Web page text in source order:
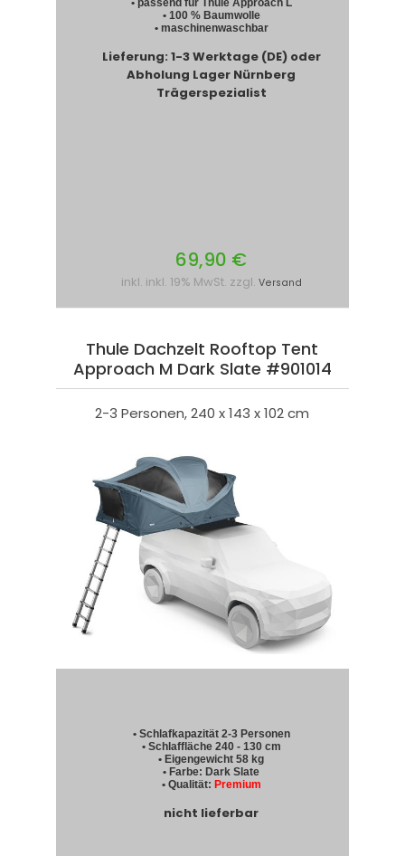
• passend für Thule Approach L
• 100 % Baumwolle
• maschinenwaschbar
Lieferung: 1-3 Werktage (DE) oder
Abholung Lager Nürnberg
Trägerspezialist
69,90 €
inkl. inkl. 19% MwSt. zzgl. Versand
Thule Dachzelt Rooftop Tent
Approach M Dark Slate #901014
2-3 Personen, 240 x 143 x 102 cm
• Schlafkapazität 2-3 Personen
• Schlaffläche 240 - 130 cm
• Eigengewicht 58 kg
• Farbe: Dark Slate
• Qualität: Premium
nicht lieferbar